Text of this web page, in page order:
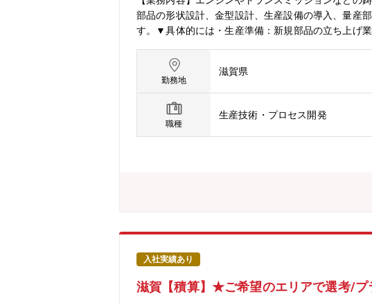
部品の形状設計、金型設計、生産設備の導入、量産
す。▼具体的には・生産準備：新規部品の立ち上げ
発・生産設備の導入：鋳造機や周辺設備、ロボット
産性向上活動・生産技術開発：鋳造工法開発およ
務からスタートし、鋳造部品の製造プロセスや品質
備改善、CAE、金型設計などの業務にローテーショ
A、TOPCAST他)・CADシステム(モデリング・金
ンジンやトランスミッションなどの鋳造部品につい
の業務分担としては、生産準備、CAE・モデリン
採用を強化し、バランスの取れた年齢構成を目指し
術の創生に参画できます。・キャリアの選択肢が豊
産ラインの品質管理業務を中心に、鋳造プロセス・
勤務地
滋賀県
職種
生産技術・プロセス開発
入社実績あり
滋賀【積算】★ご希望のエリアで選考/